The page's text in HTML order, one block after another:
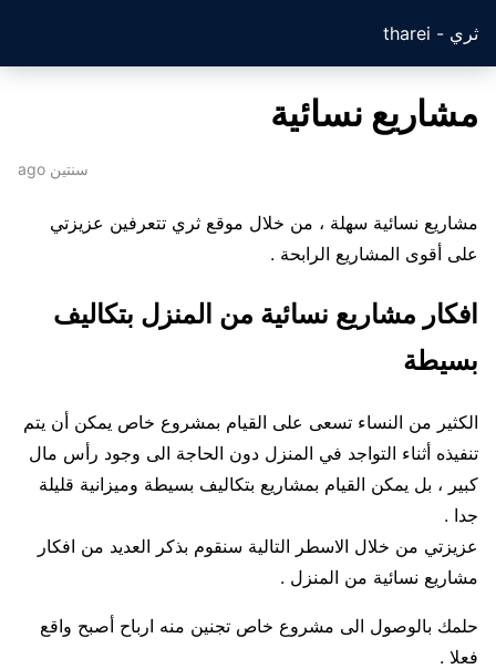
ثري - tharei
مشاريع نسائية
سنتين ago
مشاريع نسائية سهلة ، من خلال موقع ثري تتعرفين عزيزتي
على أقوى المشاريع الرابحة .
افكار مشاريع نسائية من المنزل بتكاليف
بسيطة
الكثير من النساء تسعى على القيام بمشروع خاص يمكن أن يتم
تنفيذه أثناء التواجد في المنزل دون الحاجة الى وجود رأس مال
كبير ، بل يمكن القيام بمشاريع بتكاليف بسيطة وميزانية قليلة
جدا .
عزيزتي من خلال الاسطر التالية سنقوم بذكر العديد من افكار
مشاريع نسائية من المنزل .
حلمك بالوصول الى مشروع خاص تجنين منه ارباح أصبح واقع
فعلا .